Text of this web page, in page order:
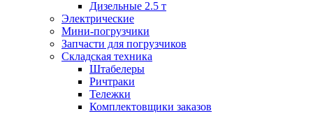
Дизельные 2.5 т
Электрические
Мини-погрузчики
Запчасти для погрузчиков
Складская техника
Штабелеры
Ричтраки
Тележки
Комплектовщики заказов